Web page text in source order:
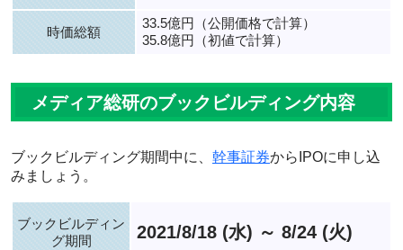
時価総額
33.5億円（公開価格で計算）
35.8億円（初値で計算）
メディア総研のブックビルディング内容
ブックビルディング期間中に、 幹事証券からIPOに申し込
みましょう。
ブックビルディン
グ期間
2021/8/18 (水) ～ 8/24 (火)